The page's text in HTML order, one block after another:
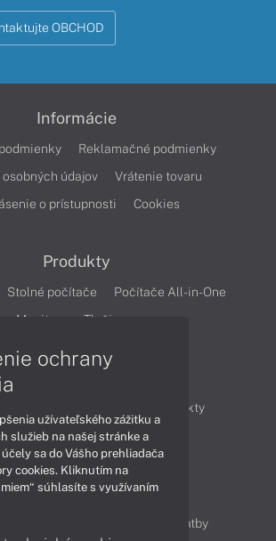
OBCHOD
Informácie
Reklamačné podmienky
osobných údajov
Vrátenie tovaru
o prístupnosti
Cookies
Produkty
Stolné počítače
Počítače All-in-One
Monitory
Tlačiarne
Produkty
Technológie
Videá
Obsah
Možnosti doručenia a platby
ochrany
užívateľského zážitku a
služieb na našej stránke a
sa do Vášho prehliadača
cookies. Kliknutím na
súhlasíte s využívaním